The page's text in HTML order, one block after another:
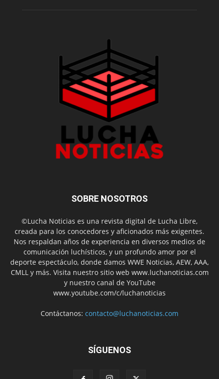
SOBRE NOSOTROS
©Lucha Noticias es una revista digital de Lucha Libre,
creada para los conocedores y aficionados más exigentes.
Nos respaldan años de experiencia en diversos medios de
comunicación luchísticos, y un profundo amor por el
deporte espectáculo, donde damos WWE Noticias, AEW, AAA,
CMLL y más. Visita nuestro sitio web www.luchanoticias.com
y nuestro canal de YouTube
www.youtube.com/c/luchanoticias
Contáctanos: contacto@luchanoticias.com
SÍGUENOS